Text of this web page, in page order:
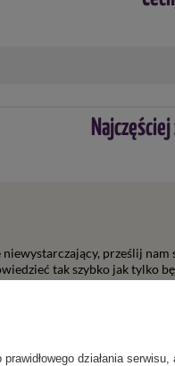
niewystarczający, prześlij
tak szybko jak tylko
działania